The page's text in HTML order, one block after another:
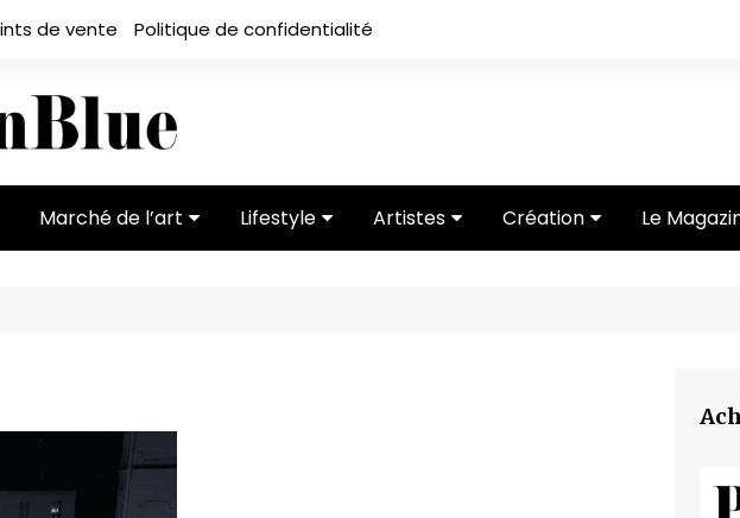
de vente Politique de confidentialité
Marché de l’art Lifestyle Artistes Création Le